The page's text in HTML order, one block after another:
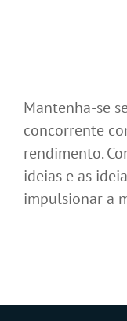
Mantenha-se
concorrente
rendimento.
ideias e as
impulsionar a